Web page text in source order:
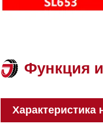
Функция
Характеристика